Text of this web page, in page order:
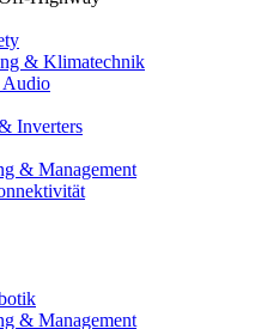
& Klimatechnik
Audio
Inverters
& Management
& Management